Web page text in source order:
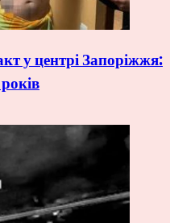
у центрі Запоріжжя: